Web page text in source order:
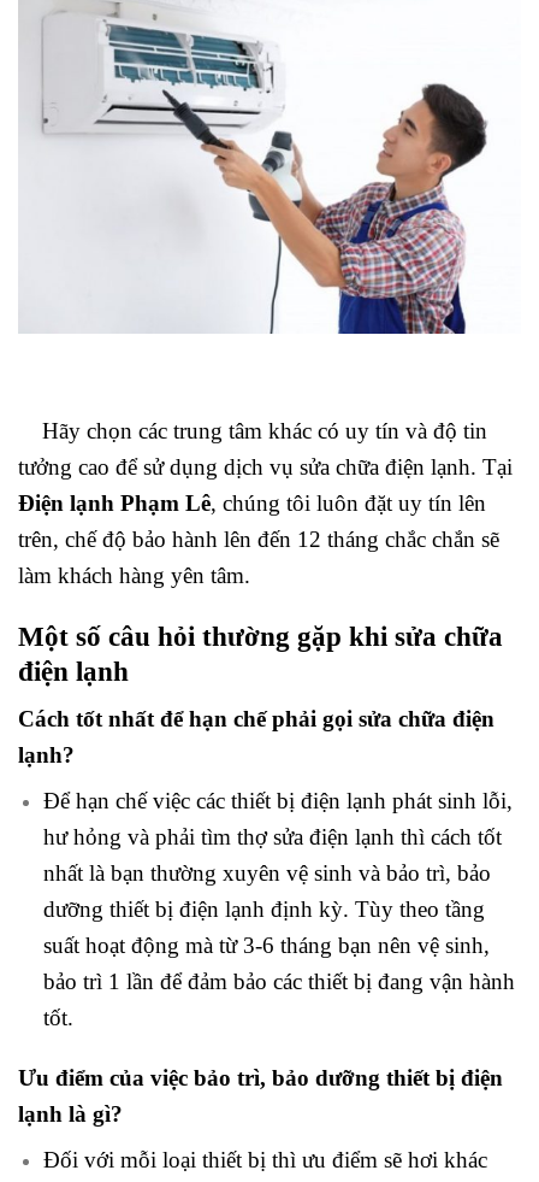
Hãy chọn các trung tâm khác có uy tín và độ tin
tưởng cao để sử dụng dịch vụ sửa chữa điện lạnh. Tại
Điện lạnh Phạm Lê, chúng tôi luôn đặt uy tín lên
trên, chế độ bảo hành lên đến 12 tháng chắc chắn sẽ
làm khách hàng yên tâm.
Một số câu hỏi thường gặp khi sửa chữa
điện lạnh
Cách tốt nhất để hạn chế phải gọi sửa chữa điện
lạnh?
Để hạn chế việc các thiết bị điện lạnh phát sinh lỗi,
hư hỏng và phải tìm thợ sửa điện lạnh thì cách tốt
nhất là bạn thường xuyên vệ sinh và bảo trì, bảo
dưỡng thiết bị điện lạnh định kỳ. Tùy theo tầng
suất hoạt động mà từ 3-6 tháng bạn nên vệ sinh,
bảo trì 1 lần để đảm bảo các thiết bị đang vận hành
tốt.
Ưu điểm của việc bảo trì, bảo dưỡng thiết bị điện
lạnh là gì?
Đối với mỗi loại thiết bị thì ưu điểm sẽ hơi khác